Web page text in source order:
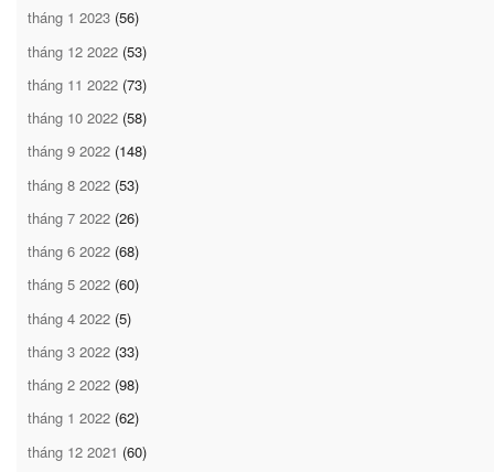
tháng 1 2023 (56)
tháng 12 2022 (53)
tháng 11 2022 (73)
tháng 10 2022 (58)
tháng 9 2022 (148)
tháng 8 2022 (53)
tháng 7 2022 (26)
tháng 6 2022 (68)
tháng 5 2022 (60)
tháng 4 2022 (5)
tháng 3 2022 (33)
tháng 2 2022 (98)
tháng 1 2022 (62)
tháng 12 2021 (60)